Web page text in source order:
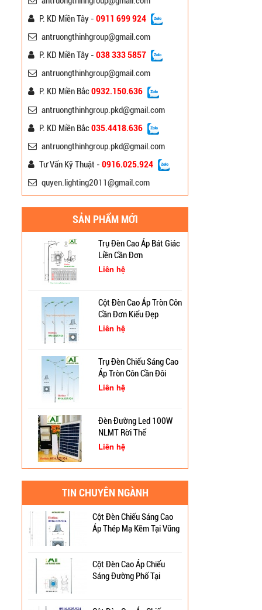
P. KD Miền Tây - 0911 699 924
antruongthinhgroup@gmail.com
P. KD Miền Tây - 038 333 5857
antruongthinhgroup@gmail.com
P. KD Miền Bắc0932.150.636
antruongthinhgroup.pkd@gmail.com
P. KD Miền Bắc035.4418.636
antruongthinhgroup.pkd@gmail.com
Tư Vấn Kỹ Thuật - 0916.025.924
quyen.lighting2011@gmail.com
SẢN PHẨM MỚI
Cột Đèn Chiếu Sáng Mạ
Kẽm ATT-10m
Liên hệ
Cao Áp A-Onyx
Liên hệ
Đèn Pha Led Đường Phố
Liên hệ
Đèn Led Chiếu Sáng
Đường Phố 150W Philips
DLed 277
Liên hệ
Trụ Đèn Cao Áp Bát Giác
Liền Cần Đơn
Liên hệ
Cột Đèn Cao Áp Tròn Côn
Cần Đơn Kiểu Đẹp
Liên hệ
Trụ Đèn Chiếu Sáng Cao
Áp Tròn Côn Cần Đôi
Kiểu K212
Liên hệ
Đèn Đường Led 100W
NLMT Rời Thể
Liên hệ
Đèn Đường Led Cao Áp
Philips 100W, 150W,
120W ATT
Liên hệ
Philips
Liên hệ
TIN CHUYÊN NGÀNH
Cột Đèn Cao Áp Chiếu
Sáng Đường Phố Tại Lạng
Sơn
Trời Tại Bình Định
Cột Đèn Pha Đa Giác Tại
Cung Cấp Cột Đèn Chiếu
Sáng Cao Áp Tại TP. Tam
Trụ Thép Mạ Nhúng Kẽm
Nóng
Quy Trình Mạ Nhúng Kẽm
Nóng Trụ Đèn Chiếu Sáng
Cao Áp
Cột Đèn Chiếu Sáng Cao
Áp Thép Mạ Kẽm Tại Vũng
Cột Đèn Cao Áp Chiếu
Sáng Đường Phố Tại